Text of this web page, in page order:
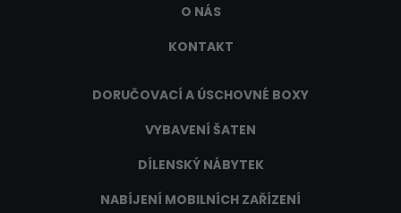
O NÁS
KONTAKT
DORUČOVACÍ A ÚSCHOVNÉ BOXY
VYBAVENÍ ŠATEN
DÍLENSKÝ NÁBYTEK
NABÍJENÍ MOBILNÍCH ZAŘÍZENÍ